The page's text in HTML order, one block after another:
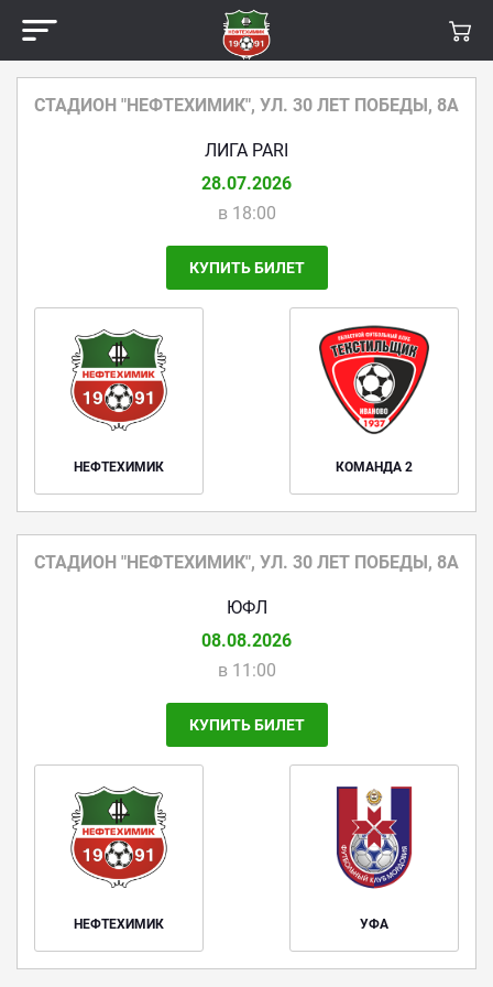
СТАДИОН "НЕФТЕХИМИК", УЛ. 30 ЛЕТ ПОБЕДЫ, 8А
ЛИГА PARI
НЕФТЕХИМИК
28.07.2026
в 18:00
КУПИТЬ БИЛЕТ
КОМАНДА 2
СТАДИОН "НЕФТЕХИМИК", УЛ. 30 ЛЕТ ПОБЕДЫ, 8А
ЮФЛ
НЕФТЕХИМИК
08.08.2026
в 11:00
КУПИТЬ БИЛЕТ
УФА